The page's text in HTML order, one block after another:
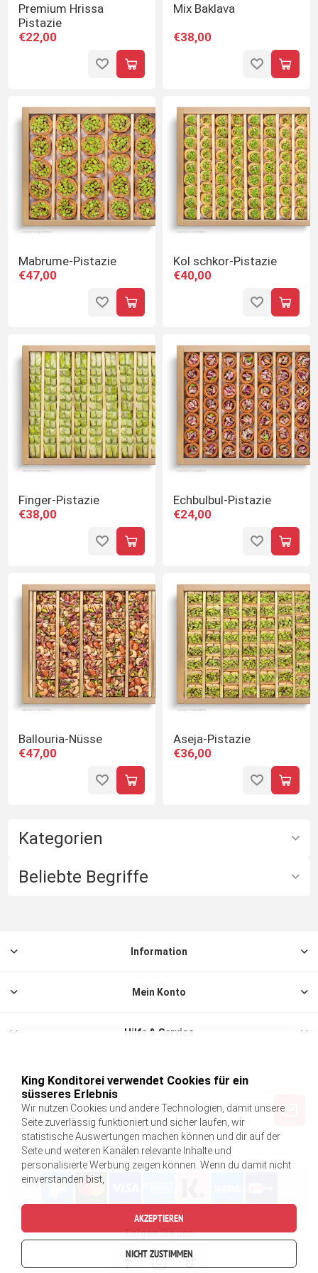
Kategorien
Beliebte Begriffe
Premium Hrissa
Pistazie
€22,00
Mix Baklava
€38,00
Mabrume-Pistazie
€47,00
Kol schkor-Pistazie
€40,00
Finger-Pistazie
€38,00
Echbulbul-Pistazie
€24,00
Ballouria-Nüsse
€47,00
Aseja-Pistazie
€36,00
Information
Mein Konto
Hilfe & Service
Newsletter
Zahlungsmethoden
Folgen Sie uns
King Konditorei verwendet Cookies für ein
süsseres Erlebnis
Wir nutzen Cookies und andere Technologien, damit unsere
Seite zuverlässig funktioniert und sicher laufen, wir
statistische Auswertungen machen können und dir auf der
Seite und weiteren Kanälen relevante Inhalte und
personalisierte Werbung zeigen können. Wenn du damit nicht
einverstanden bist,
AKZEPTIEREN
NICHT ZUSTIMMEN